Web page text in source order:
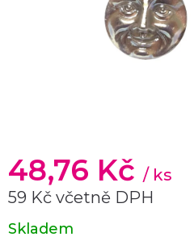
48,76 Kč / ks
59 Kč včetně DPH
Měrná
cena:
Skladem